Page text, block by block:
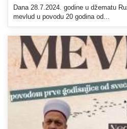
Dana 28.7.2024. godine u džematu
mevlud u povodu 20 godina od...